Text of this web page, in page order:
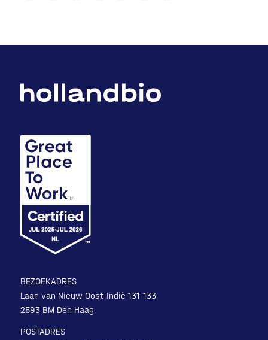
BEZOEKADRES
Laan van Nieuw Oost-Indië 131-133
2593 BM Den Haag
POSTADRES